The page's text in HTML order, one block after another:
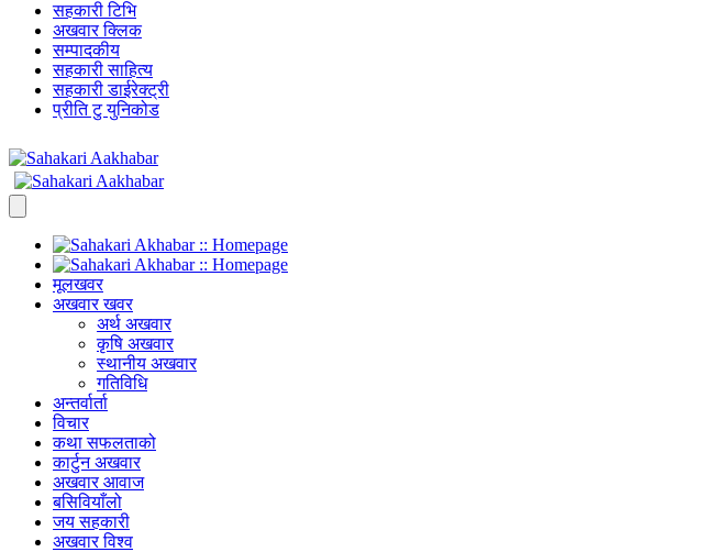
सहकारी टिभि
अखवार क्लिक
सम्पादकीय
सहकारी साहित्य
सहकारी डाईरेक्ट्री
प्रीति टु युनिकोड
मूलखवर
अखवार खवर
अर्थ अखवार
कृषि अखवार
स्थानीय अखवार
गतिविधि
अन्तर्वार्ता
विचार
कथा सफलताको
कार्टुन अखवार
अखवार आवाज
बसिवियाँलो
जय सहकारी
अखवार विश्व